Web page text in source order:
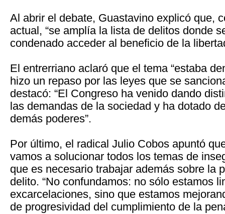
Al abrir el debate, Guastavino explicó que,
actual, “se amplía la lista de delitos donde
condenado acceder al beneficio de la
El entrerriano aclaró que el tema “estaba
hizo un repaso por las leyes que se
destacó: “El Congreso ha venido dando
las demandas de la sociedad y ha dotado
demás poderes”.
Por último, el radical Julio Cobos apuntó
vamos a solucionar todos los temas de
que es necesario trabajar además sobre la
delito. “No confundamos: no sólo estamos
excarcelaciones, sino que estamos
de progresividad del cumplimiento de la